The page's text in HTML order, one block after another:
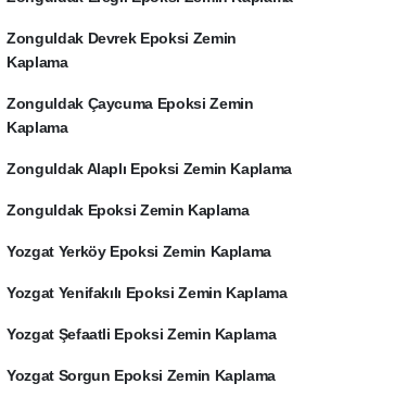
Zonguldak Devrek Epoksi Zemin
Kaplama
Zonguldak Çaycuma Epoksi Zemin
Kaplama
Zonguldak Alaplı Epoksi Zemin Kaplama
Zonguldak Epoksi Zemin Kaplama
Yozgat Yerköy Epoksi Zemin Kaplama
Yozgat Yenifakılı Epoksi Zemin Kaplama
Yozgat Şefaatli Epoksi Zemin Kaplama
Yozgat Sorgun Epoksi Zemin Kaplama